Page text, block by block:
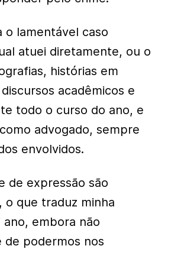
o lamentável caso
atuei diretamente, ou o
histórias em
acadêmicos e
todo o curso do ano, e
advogado, sempre
envolvidos.
de expressão são
o que traduz minha
embora não
de podermos nos